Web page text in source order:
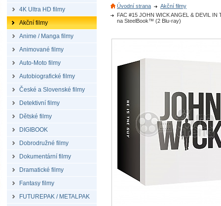
4K Ultra HD filmy
Akční filmy
Anime / Manga filmy
Animované filmy
Auto-Moto filmy
Autobiografické filmy
České a Slovenské filmy
Detektivní filmy
Dětské filmy
DIGIBOOK
Dobrodružné filmy
Dokumentární filmy
Dramatické filmy
Fantasy filmy
FUTUREPAK / METALPAK
Úvodní strana
Akční filmy
FAC #15 JOHN WICK ANGEL & DEVIL
na SteelBook™ (2 Blu-ray)